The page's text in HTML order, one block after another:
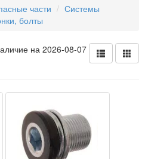
части
Системы
болты
на 2026-08-07